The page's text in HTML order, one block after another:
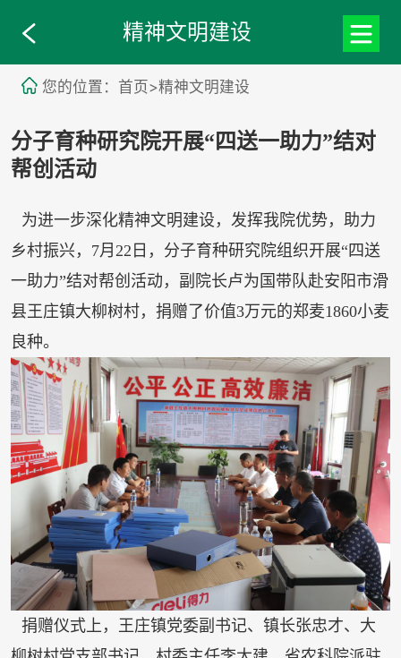
精神文明建设
您的位置：首页>精神文明建设
分子育种研究院开展“四送一助力”结对
帮创活动
为进一步深化精神文明建设，发挥我院优势，助力
乡村振兴，7月22日，分子育种研究院组织开展“四送
一助力”结对帮创活动，副院长卢为国带队赴安阳市滑
县王庄镇大柳树村，捐赠了价值3万元的郑麦1860小麦
良种。
捐赠仪式上，王庄镇党委副书记、镇长张忠才、大